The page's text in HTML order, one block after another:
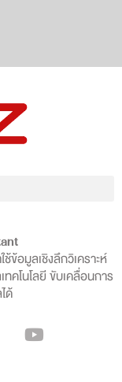
ข้อมูลเชิงลึกวิเคราะห์
โนโลยี ขับเคลื่อนการ
ด้